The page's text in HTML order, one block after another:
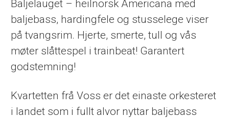
Baljelauget – heilnorsk Americana med
baljebass, hardingfele og stusselege viser
på tvangsrim. Hjerte, smerte, tull og vås
møter slåttespel i trainbeat! Garantert
godstemning!
Kvartetten frå Voss er det einaste orkesteret
i landet som i fullt alvor nyttar baljebass